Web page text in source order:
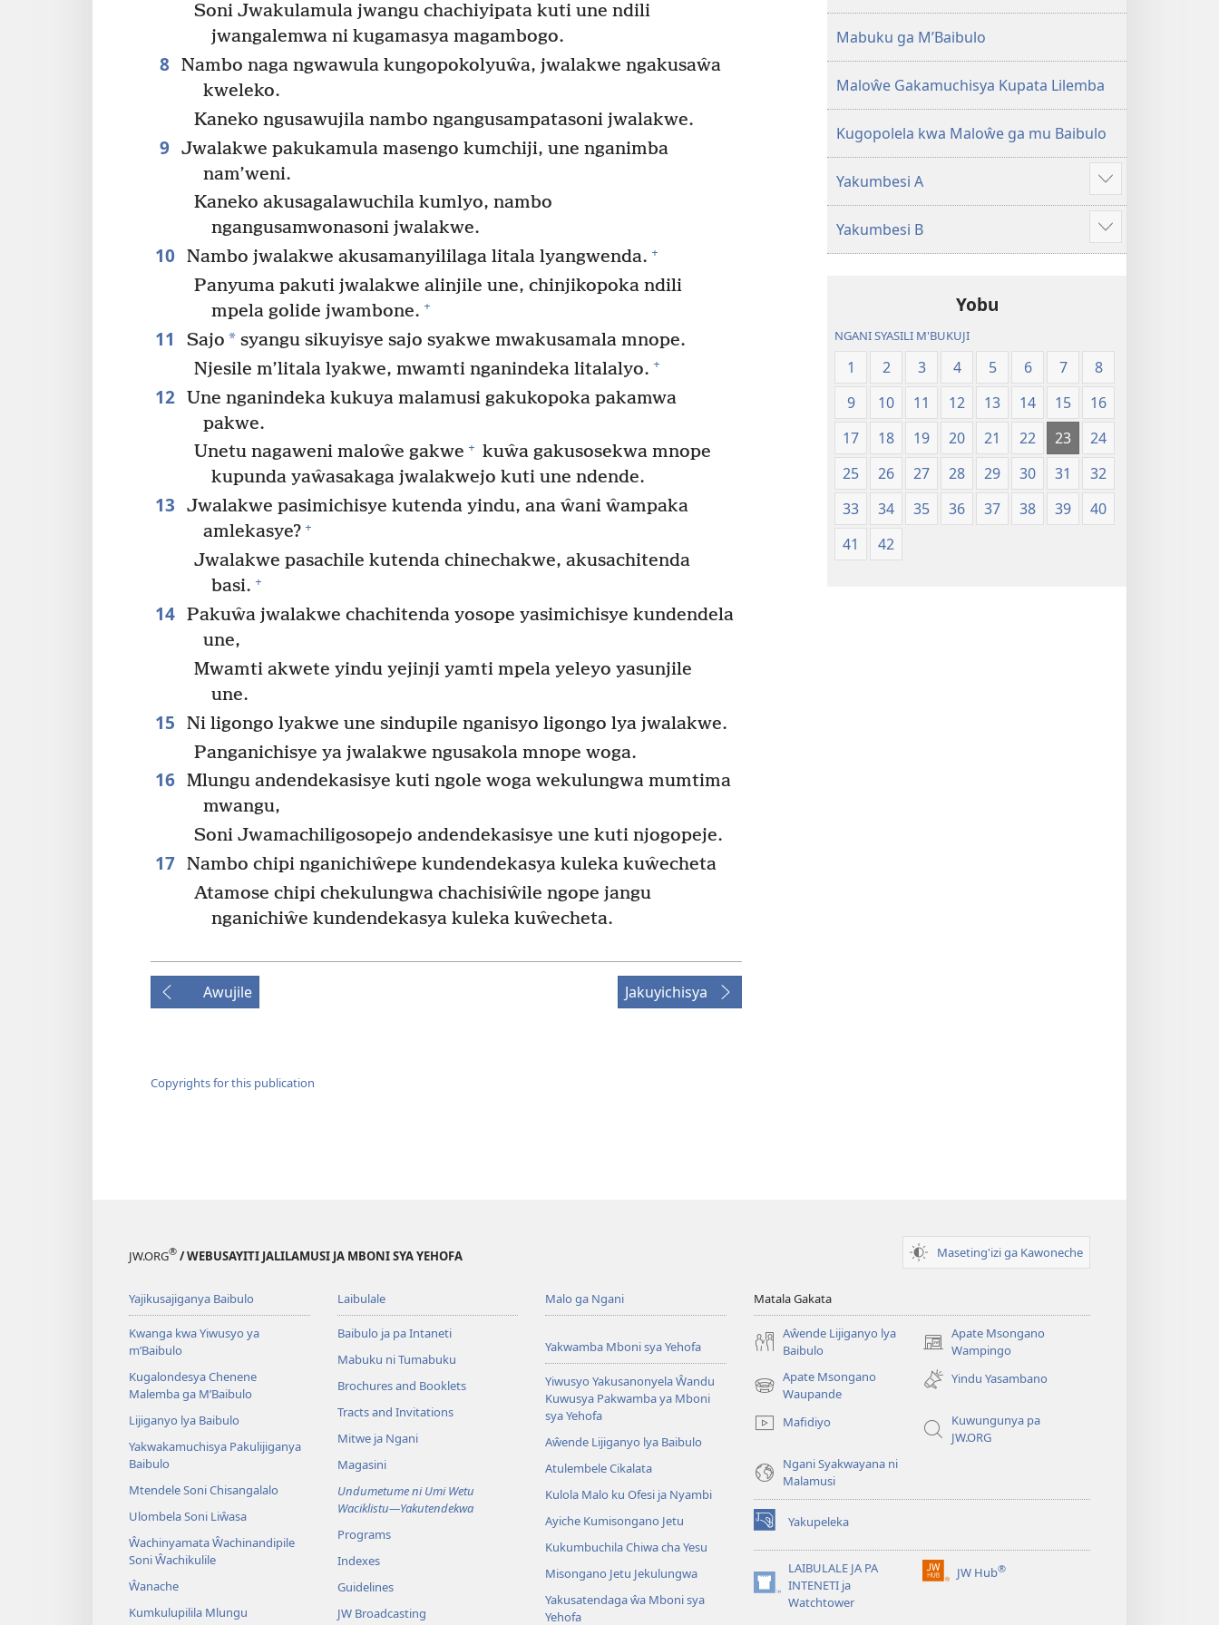
Soni Jwakulamula jwangu chachiyipata kuti une ndili
jwangalemwa ni kugamasya magambogo.
8 Nambo naga ngwawula kungopokolyuŵa, jwalakwe ngakusaŵa
kweleko.
Kaneko ngusawujila nambo ngangusampatasoni jwalakwe.
9 Jwalakwe pakukamula masengo kumchiji, une nganimba
nam’weni.
Kaneko akusagalawuchila kumlyo, nambo
ngangusamwonasoni jwalakwe.
10 Nambo jwalakwe akusamanyililaga litala lyangwenda. +
Panyuma pakuti jwalakwe alinjile une, chinjikopoka ndili
mpela golide jwambone. +
11 Sajo *syangu sikuyisye sajo syakwe mwakusamala mnope.
Njesile m’litala lyakwe, mwamti nganindeka litalalyo. +
12 Une nganindeka kukuya malamusi gakukopoka pakamwa
pakwe.
Unetu nagaweni maloŵe gakwe + kuŵa gakusosekwa mnope
kupunda yaŵasakaga jwalakwejo kuti une ndende.
13
Jwalakwe pasimichisye kutenda yindu, ana ŵani ŵampaka
amlekasye? +
Jwalakwe pasachile kutenda chinechakwe, akusachitenda
basi. +
14 Pakuŵa jwalakwe chachitenda yosope yasimichisye kundendela
une,
Mwamti akwete yindu yejinji yamti mpela yeleyo yasunjile
une.
15
Ni ligongo lyakwe une sindupile nganisyo ligongo lya jwalakwe.
Panganichisye ya jwalakwe ngusakola mnope woga.
16 Mlungu andendekasisye kuti ngole woga wekulungwa mumtima
mwangu,
Soni Jwamachiligosopejo andendekasisye une kuti njogopeje.
17 Nambo chipi nganichiŵepe kundendekasya kuleka kuŵecheta
Atamose chipi chekulungwa chachisiŵile ngope jangu
nganichiŵe kundendekasya kuleka kuŵecheta.
Awujile Jakuyichisya
Copyrights for this publication
2013)
Mabuku ga M’Baibulo
Maloŵe Gakamuchisya Kupata Lilemba
Kugopolela kwa Maloŵe ga mu Baibulo
Yakumbesi A
Jilosye
yejinji
Yakumbesi B
Jilosye
yejinji
Yobu
NGANI SYASILI M'BUKUJI
1 2 3 4 5 6 7
8
9
10 11 12 13 14 15
16
17
18 19 20 21 22 23
24
25
26 27 28 29 30 31
32
33
34 35 36 37 38 39
40
41
42
JW.ORG® / WEBUSAYITI JALILAMUSI JA MBONI SYA YEHOFA Maseting'izi ga Kawoneche
Yajikusajiganya Baibulo
Kwanga kwa Yiwusyo ya
m’Baibulo
Kugalondesya Chenene
Malemba ga M’Baibulo
Lijiganyo lya Baibulo
Yakwakamuchisya Pakulijiganya
Baibulo
Mtendele Soni Chisangalalo
Ulombela Soni Liŵasa
Ŵachinyamata Ŵachinandipile
Soni Ŵachikulile
Ŵanache
Kumkulupilila Mlungu
Laibulale
Baibulo ja pa Intaneti
Mabuku ni Tumabuku
Brochures and Booklets
Tracts and Invitations
Mitwe ja Ngani
Magasini
Undumetume ni Umi Wetu
Waciklistu—Yakutendekwa
Programs
Indexes
Guidelines
JW Broadcasting
Malo ga Ngani
Yakwamba Mboni sya Yehofa
Yiwusyo Yakusanonyela Ŵandu
Kuwusya Pakwamba ya Mboni
sya Yehofa
Aŵende Lijiganyo lya Baibulo
Atulembele Cikalata
Kulola Malo ku Ofesi ja Nyambi
Ayiche Kumisongano Jetu
Kukumbuchila Chiwa cha Yesu
Misongano Jetu Jekulungwa
Yakusatendaga ŵa Mboni sya
Yehofa
Matala Gakata
Aŵende Lijiganyo lya
Baibulo
Apate Msongano
Wampingo
(awugule
liwindo
line)
Apate Msongano
Waupande
(awugule
line)
Yindu Yasambano
Mafidiyo
Kuwungunya pa
JW.ORG
Ngani Syakwayana ni
Malamusi
Yakupeleka
(awugule
liwindo
LAIBULALE JA PA
INTENETI ja
Watchtower
(awugule
liwindo
JW Hub®
(awugule